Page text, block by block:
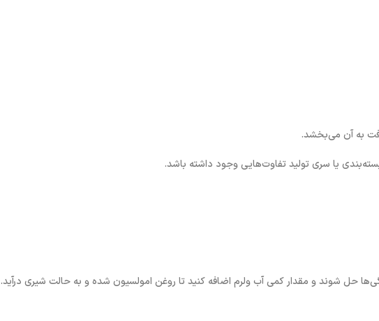
به آن می‌بخشد.
یا سری تولید تفاوت‌هایی وجود داشته باشد.
حل شوند و مقدار کمی آب ولرم اضافه کنید تا روغن امولسیون شده و به حالت شیری